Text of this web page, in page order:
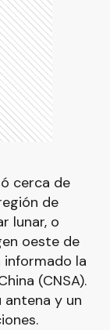
cerca de
de
lunar, o
oeste de
informado la
(CNSA).
antena y un